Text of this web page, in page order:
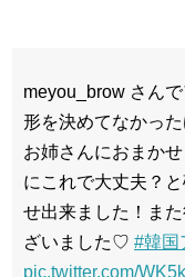
meyou_brow さん
形を決めてなかっ
お姉さんにおまか
にこれで大丈夫？
せ出来ました！ま
ざいました♡ #韓国
pic.twitter.com/